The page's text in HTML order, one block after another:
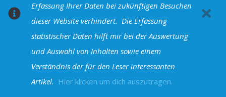
bezüglich einer neuen Pflege beraten zu lassen – ich bin
mit La Roche Possay nicht mehr zufrieden – da wurde mir
Vichy Normaderm empfohlen & ein paar Pröbchen
mitgegeben
Bisher kann ich weder pos. noch neg.
darüber sagen, aber ich hoffe natürlich, dass sich meine
Erfassung Ihrer Daten bei zukünftigen Besuchen
dieser Website verhindert. Die Erfassung
statistischer Daten hilft mir bei der Auswertung
und Auswahl von Inhalten sowie einem
Verständnis der für den Leser interessanten
Artikel. Hier klicken um dich auszutragen.